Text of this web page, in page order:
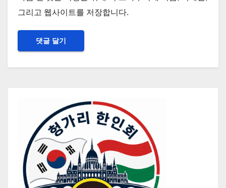
그리고 웹사이트를 저장합니다.